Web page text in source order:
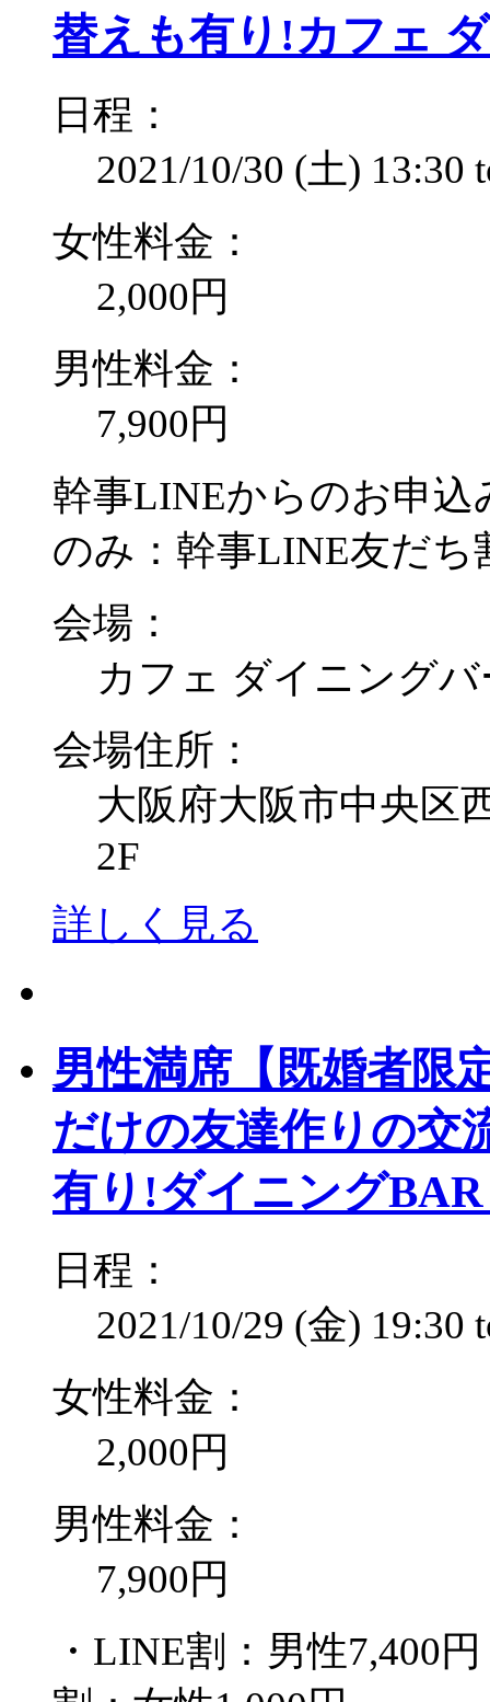
替えも有り!カフェ
日程：
2021/10/30 (土) 13:30
女性料金：
2,000円
男性料金：
7,900円
幹事LINEからのお申込
のみ：幹事LINE友だち
会場：
カフェ ダイニング
会場住所：
大阪府大阪市中央区
2F
詳しく見る
男性満席【既婚者限
だけの友達作りの交
有り!ダイニング
日程：
2021/10/29 (金) 19:30
女性料金：
2,000円
男性料金：
7,900円
・LINE割：男性7,400